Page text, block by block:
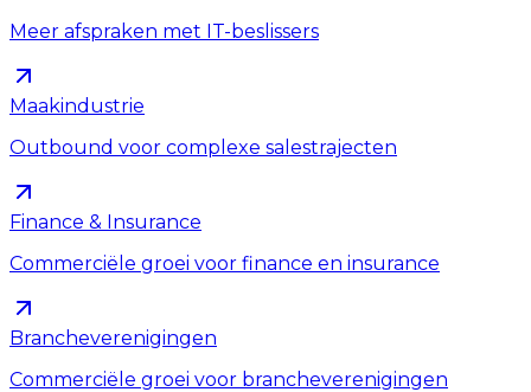
Meer afspraken met IT-beslissers
Maakindustrie
Outbound voor complexe salestrajecten
Finance & Insurance
Commerciële groei voor finance en insurance
Brancheverenigingen
Commerciële groei voor brancheverenigingen